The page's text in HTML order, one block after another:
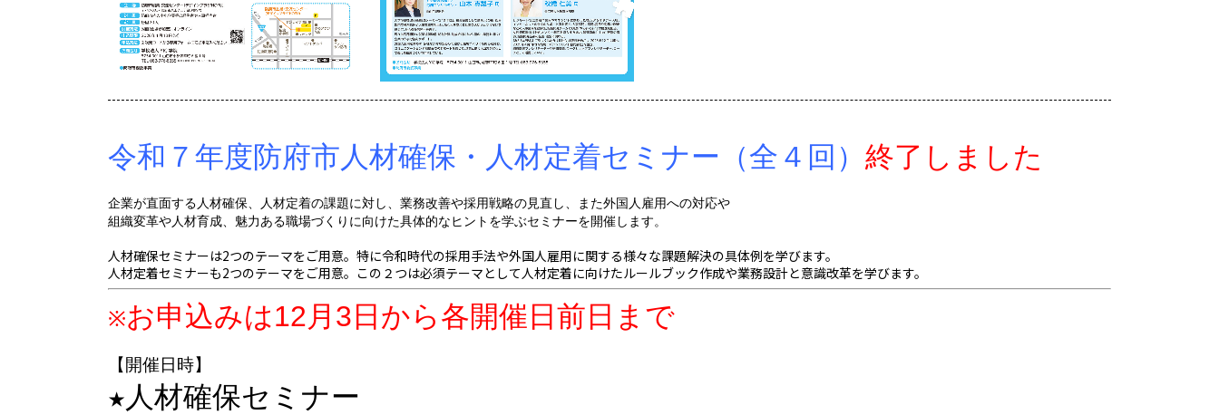
令和７年度防府市人材確保・人材定着セミナー（全４回） 終了しました
企業が直面する人材確保、人材定着の課題に対し、業務改善や採用戦略の見直し、また外国人雇用への対応や
組織変革や人材育成、魅力ある職場づくりに向けた具体的なヒントを学ぶセミナーを開催します。
人材確保セミナーは2つのテーマをご用意。特に令和時代の採用手法や外国人雇用に関する様々な課題解決の具体例を学びます。
人材定着セミナーも2つのテーマをご用意。この２つは必須テーマとして人材定着に向けたルールブック作成や業務設計と意識改革を学びます。
※お申込みは12月3日から各開催日前日まで
【開催日時】
★人材確保セミナー